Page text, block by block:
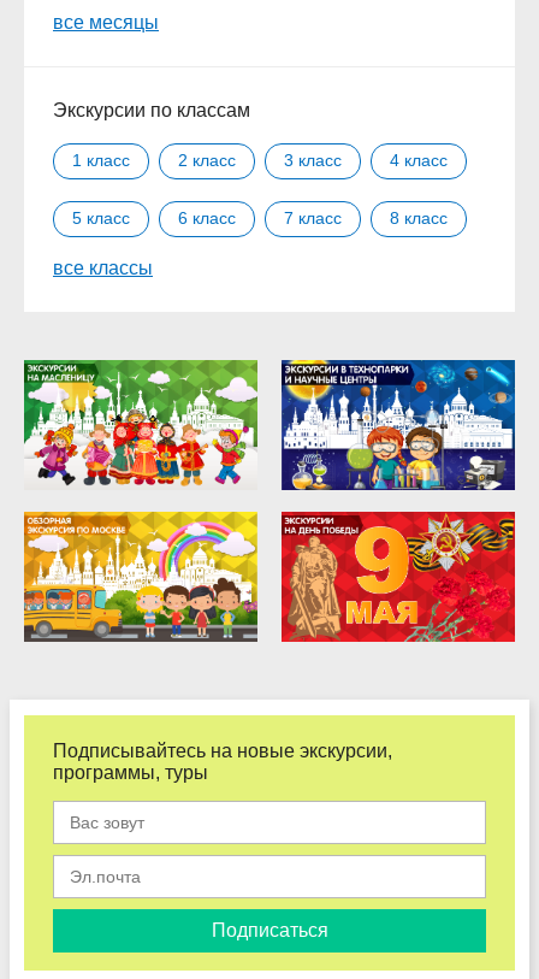
Сентябрь
все месяцы
Экскурсии по классам
1 класс 2 класс 3 класс 4 класс
5 класс 6 класс 7 класс 8 класс
9 класс
все классы
Подписывайтесь на новые экскурсии,
программы, туры
Подписаться